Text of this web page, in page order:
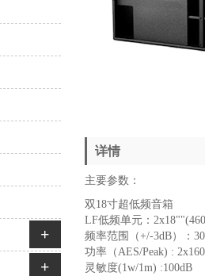
详情
主要参数：
双18寸超低频音箱
LF低频单元：
频率范围（+/-3dB）：
功率（AES/Peak) :
灵敏度(1w/1m) :100dB
+
+